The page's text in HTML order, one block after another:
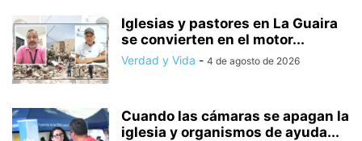
Iglesias y pastores en La Guaira
se convierten en el motor...
Verdad y Vida - 4 de agosto de 2026
Cuando las cámaras se apagan la
iglesia y organismos de ayuda...